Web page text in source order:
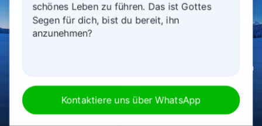
und zu versuchen,
Gottes Absichten zu begreifen,
was Er von dir verlangt, zu erreichen,
schönes Leben zu führen. Das ist Gottes
Segen für dich, bist du bereit, ihn
anzunehmen?
Kontaktiere uns über WhatsApp
00:00